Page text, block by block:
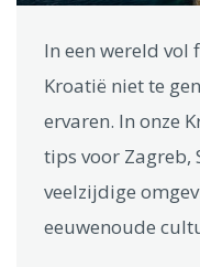
In een wereld vol
Kroatië niet te
ervaren. In onze
tips voor Zagreb,
veelzijdige
eeuwenoude